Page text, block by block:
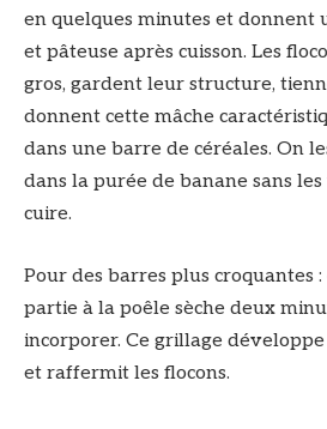
en quelques minutes et donnent
et pâteuse après cuisson. Les
gros, gardent leur structure,
donnent cette mâche
dans une barre de céréales. On
dans la purée de banane sans
cuire.
Pour des barres plus croquantes :
partie à la poêle sèche deux
incorporer. Ce grillage
et raffermit les flocons.